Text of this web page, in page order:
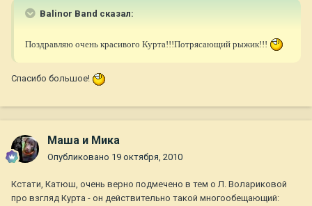
Balinor Band сказал:
Поздравляю очень красивого Курта!!!Потрясающий рыжик!!!
Спасибо большое!
Маша и Мика
Опубликовано 19 октября, 2010
Кстати, Катюш, очень верно подмечено в тем о Л. Волариковой
про взгляд Курта - он действительно такой многообещающий: